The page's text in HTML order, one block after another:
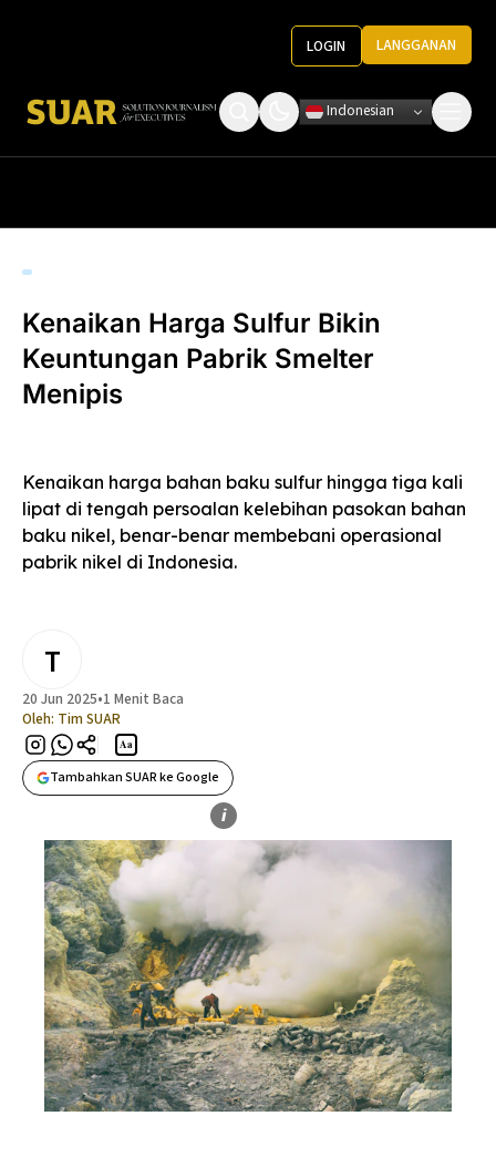
LOGIN LANGGANAN
Ketentuan Penggunaan
Indonesian
Kenaikan Harga Sulfur Bikin
Keuntungan Pabrik Smelter
Menipis
Kenaikan harga bahan baku sulfur hingga tiga kali
lipat di tengah persoalan kelebihan pasokan bahan
baku nikel, benar-benar membebani operasional
pabrik nikel di Indonesia.
T
20 Jun 2025•1 Menit Baca
Oleh: Tim SUAR
Aa
Tambahkan SUAR ke Google
i